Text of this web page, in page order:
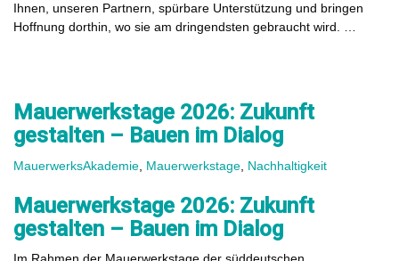
Ihnen, unseren Partnern, spürbare Unterstützung und bringen
Hoffnung dorthin, wo sie am dringendsten gebraucht wird. …
Mauerwerkstage 2026: Zukunft
gestalten – Bauen im Dialog
MauerwerksAkademie Mauerwerkstage Nachhaltigkeit
Mauerwerkstage 2026: Zukunft
gestalten – Bauen im Dialog